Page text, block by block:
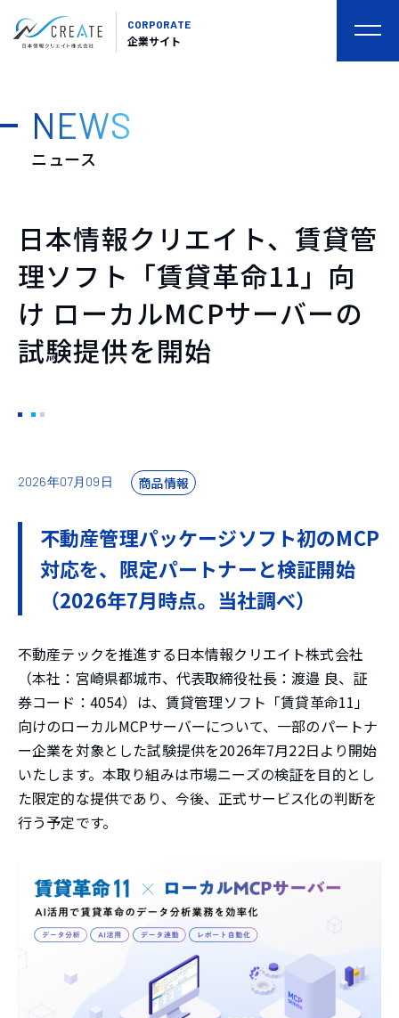
CORPORATE
企業サイト
NEWS
ニュース
日本情報クリエイト、賃貸管
理ソフト「賃貸革命11」向
け ローカルMCPサーバーの
試験提供を開始
2026年07月09日 商品情報
不動産管理パッケージソフト初のMCP
対応を、限定パートナーと検証開始
（2026年7月時点。当社調べ）
不動産テックを推進する日本情報クリエイト株式会社
（本社：宮崎県都城市、代表取締役社長：渡邉 良、証
券コード：4054）は、賃貸管理ソフト「賃貸革命11」
向けのローカルMCPサーバーについて、一部のパートナ
ー企業を対象とした試験提供を2026年7月22日より開始
いたします。本取り組みは市場ニーズの検証を目的とし
た限定的な提供であり、今後、正式サービス化の判断を
行う予定です。